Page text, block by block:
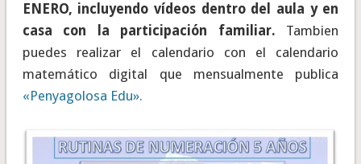
ENERO, incluyendo vídeos dentro del aula y en
casa con la participación familiar. Tambien
puedes realizar el calendario con el calendario
matemático digital que mensualmente publica
«Penyagolosa Edu».